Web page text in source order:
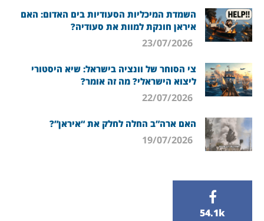
השמדת המיכליות הסעודיות בים האדום: האם
איראן חונקת למוות את סעודיה?
צי הסוחר של וונציה בישראל: שיא היסטורי
ליצוא הישראלי? מה זה אומר?
האם ארה”ב החלה לחלק את “איראן”?
54.1k